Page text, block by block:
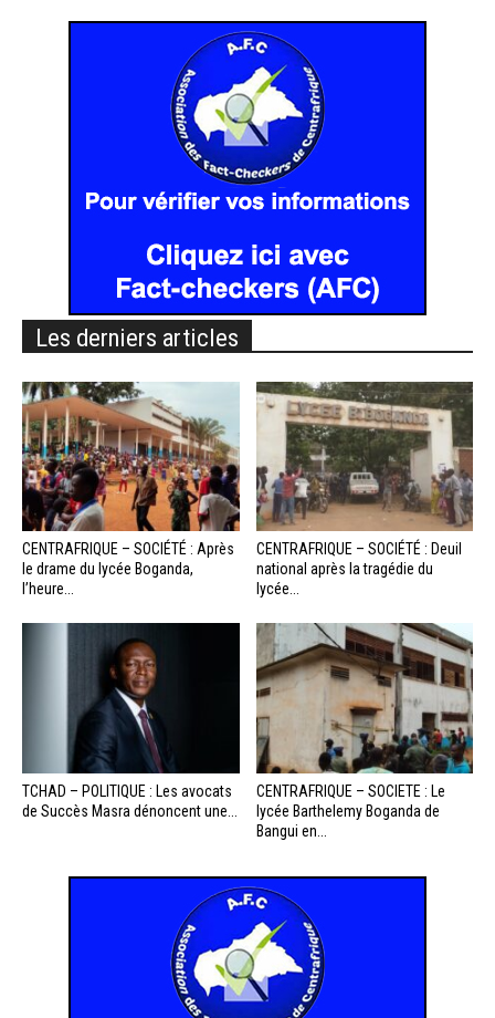
Les derniers articles
CENTRAFRIQUE – SOCIÉTÉ : Après
le drame du lycée Boganda,
l’heure...
CENTRAFRIQUE – SOCIÉTÉ : Deuil
national après la tragédie du
lycée...
TCHAD – POLITIQUE : Les avocats
de Succès Masra dénoncent une...
CENTRAFRIQUE – SOCIETE : Le
lycée Barthelemy Boganda de
Bangui en...